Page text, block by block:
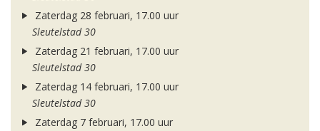
Zaterdag 28 februari, 17.00 uur
Sleutelstad 30
Zaterdag 21 februari, 17.00 uur
Sleutelstad 30
Zaterdag 14 februari, 17.00 uur
Sleutelstad 30
Zaterdag 7 februari, 17.00 uur